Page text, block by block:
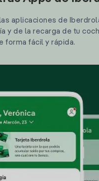
aplicaciones de
y de la recarga de tu
forma fácil y rápida.